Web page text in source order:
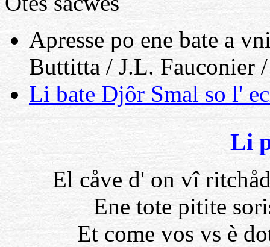
Apresse po ene bate a
Buttitta / J.L. Fauconier
Li bate Djôr Smal so l'
Li
El cåve d' on vî
Ene tote pitite
Et come vos vs è